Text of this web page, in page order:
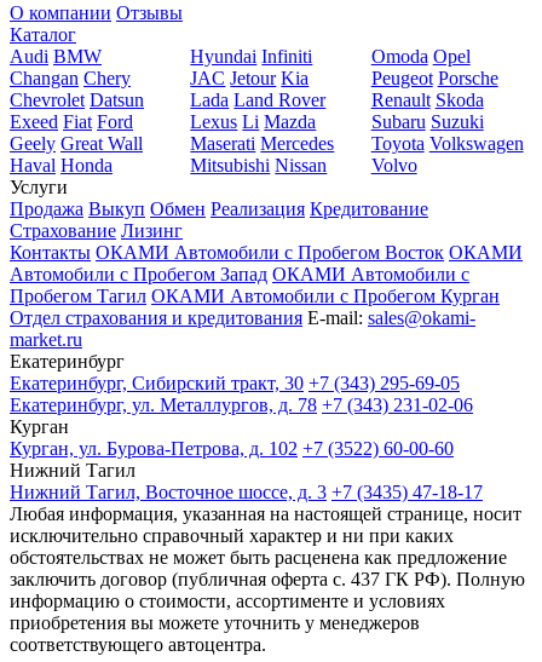
О компании Отзывы
Каталог
Audi BMW
Changan Chery
Chevrolet Datsun
Exeed Fiat Ford
Geely Great Wall
Haval Honda
Hyundai Infiniti
JAC Jetour Kia
Lada Land Rover
Lexus Li Mazda
Maserati Mercedes
Mitsubishi Nissan
Omoda Opel
Peugeot Porsche
Renault Skoda
Subaru Suzuki
Toyota Volkswagen
Volvo
Услуги
Продажа Выкуп Обмен Реализация Кредитование
Страхование Лизинг
Контакты ОКАМИ Автомобили с Пробегом Восток ОКАМИ
Автомобили с Пробегом Запад ОКАМИ Автомобили с
Пробегом Тагил ОКАМИ Автомобили с Пробегом Курган
Отдел страхования и кредитования E-mail: sales@okami-
market.ru
Екатеринбург
Екатеринбург, Сибирский тракт, 30 +7 (343) 295-69-05
Екатеринбург, ул. Металлургов, д. 78 +7 (343) 231-02-06
Курган
Курган, ул. Бурова-Петрова, д. 102 +7 (3522) 60-00-60
Нижний Тагил
Нижний Тагил, Восточное шоссе, д. 3 +7 (3435) 47-18-17
Любая информация, указанная на настоящей странице, носит
исключительно справочный характер и ни при каких
обстоятельствах не может быть расценена как предложение
заключить договор (публичная оферта с. 437 ГК РФ). Полную
информацию о стоимости, ассортименте и условиях
приобретения вы можете уточнить у менеджеров
соответствующего автоцентра.